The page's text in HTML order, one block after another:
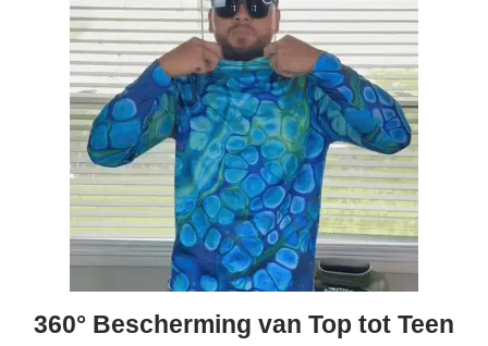
Betaalmogelijkheden
Bestelling herroepen
Ruilen en retourneren
Bestellingen & levering
Algemene voorwaarden
Wij steunen KWF, doe je mee?
360° Bescherming van Top tot Teen